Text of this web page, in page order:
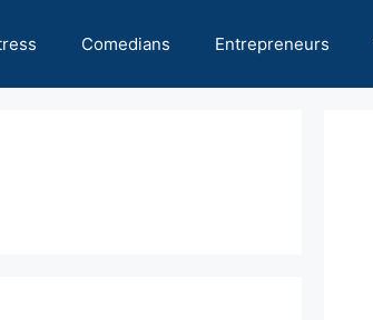
Comedians Entrepreneurs